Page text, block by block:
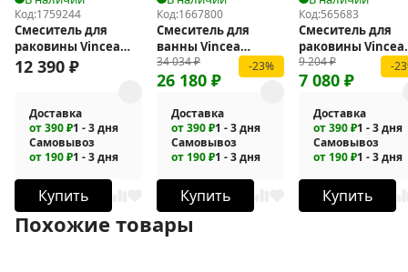
Код:1759244
Смеситель для
раковины Vincea
Domus VBF-5DM01BG
12 390 ₽
Доставка
от 390 ₽1 - 3 дня
Самовывоз
от 190 ₽1 - 3 дня
Купить
Код:1667800
Смеситель для
ванны Vincea
Groove VBTW-4G1BG
34 034₽
26 180 ₽
-23%
Доставка
от 390 ₽1 - 3 дня
Самовывоз
от 190 ₽1 - 3 дня
Купить
Код:565683
Смеситель для
раковины Vincea
Verse VBF-2VE1CH
9 204₽
7 080 ₽
-
Доставка
от 390 ₽1 - 3 дня
Самовывоз
от 190 ₽1 - 3 дня
Купить
Похожие товары